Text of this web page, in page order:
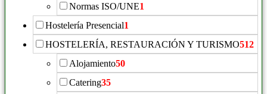
Normas ISO/UNE1
Hostelería Presencial1
HOSTELERÍA, RESTAURACIÓN Y TURISMO512
Alojamiento50
Catering35